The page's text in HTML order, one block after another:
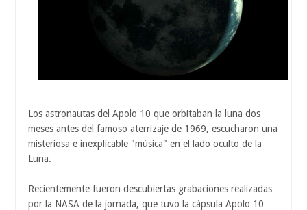
Los astronautas del Apolo 10 que orbitaban la luna dos
meses antes del famoso aterrizaje de 1969, escucharon una
misteriosa e inexplicable "música" en el lado oculto de la
Luna.
Recientemente fueron descubiertas grabaciones realizadas
por la NASA de la jornada, que tuvo la cápsula Apolo 10